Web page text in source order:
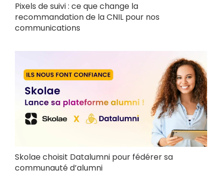
Pixels de suivi : ce que change la
recommandation de la CNIL pour nos
communications
Skolae choisit Datalumni pour fédérer sa
communauté d’alumni